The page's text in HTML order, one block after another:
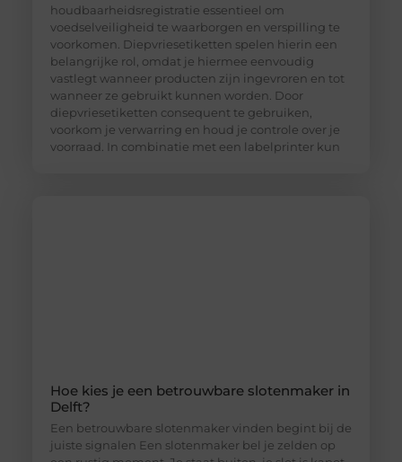
houdbaarheidsregistratie essentieel om
voedselveiligheid te waarborgen en verspilling te
voorkomen. Diepvriesetiketten spelen hierin een
belangrijke rol, omdat je hiermee eenvoudig
vastlegt wanneer producten zijn ingevroren en tot
wanneer ze gebruikt kunnen worden. Door
diepvriesetiketten consequent te gebruiken,
voorkom je verwarring en houd je controle over je
voorraad. In combinatie met een labelprinter kun
Hoe kies je een betrouwbare slotenmaker in
Delft?
Een betrouwbare slotenmaker vinden begint bij de
juiste signalen Een slotenmaker bel je zelden op